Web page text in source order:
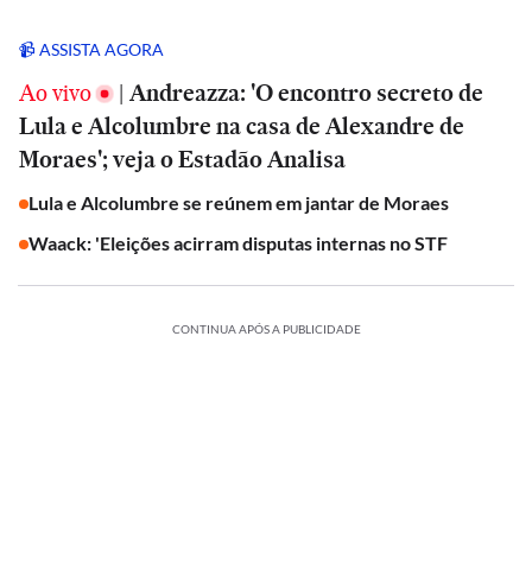
📹 ASSISTA AGORA
Ao vivo | Andreazza: 'O encontro secreto de
Lula e Alcolumbre na casa de Alexandre de
Moraes'; veja o Estadão Analisa
Lula e Alcolumbre se reúnem em jantar de Moraes
Waack: 'Eleições acirram disputas internas no STF
CONTINUA APÓS A PUBLICIDADE